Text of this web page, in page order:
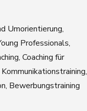
Umorientierung,
Professionals,
Coaching für
Bewerbungstraining